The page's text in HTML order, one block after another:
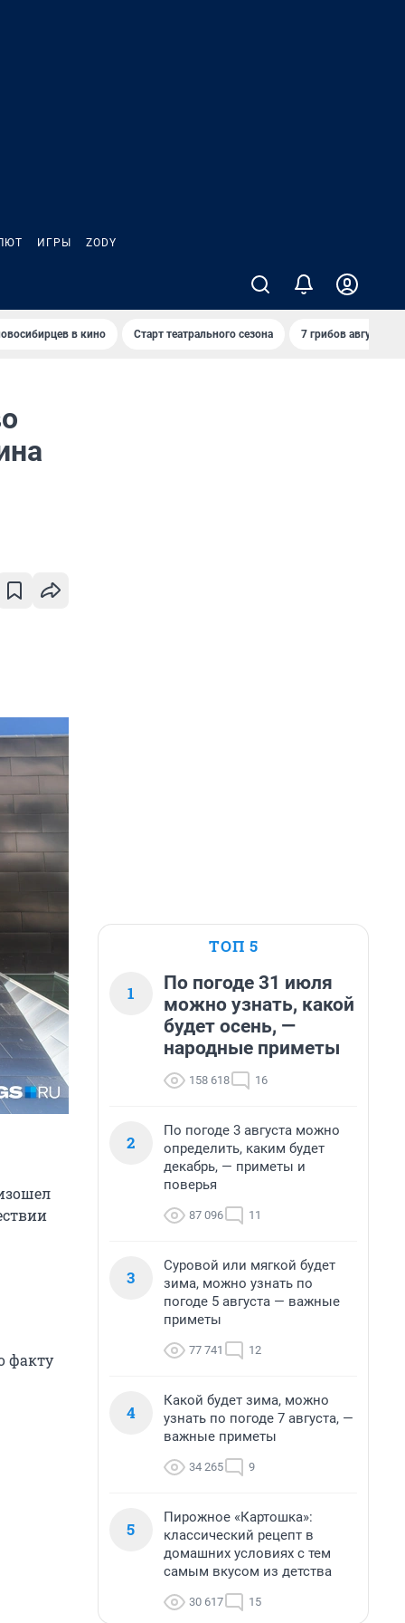
ИГРЫ ZODY
в кино Старт театрального сезона 7 грибов августа
факту
ТОП 5
1
По погоде 31 июля
можно узнать, какой
будет осень, —
народные приметы
158 618 16
2
По погоде 3 августа можно
определить, каким будет
декабрь, — приметы и
поверья
87 096 11
3
Суровой или мягкой будет
зима, можно узнать по
погоде 5 августа — важные
приметы
77 741 12
4
Какой будет зима, можно
узнать по погоде 7 августа, —
важные приметы
34 265 9
5
Пирожное «Картошка»:
классический рецепт в
домашних условиях с тем
самым вкусом из детства
30 617 15